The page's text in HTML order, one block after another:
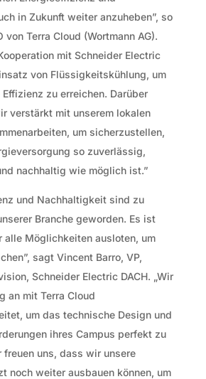
in Zukunft weiter anzuheben”, so
von Terra Cloud (Wortmann AG).
mit Schneider Electric
von Flüssigkeitskühlung, um
zu erreichen. Darüber
verstärkt mit unserem lokalen
um sicherzustellen,
so zuverlässig,
nachhaltig wie möglich ist.”
und Nachhaltigkeit sind zu
Branche geworden. Es ist
Möglichkeiten ausloten, um
sagt Vincent Barro, VP,
Schneider Electric DACH. „Wir
an mit Terra Cloud
um das technische Design und
ihres Campus perfekt zu
freuen uns, dass wir unsere
noch weiter ausbauen können, um